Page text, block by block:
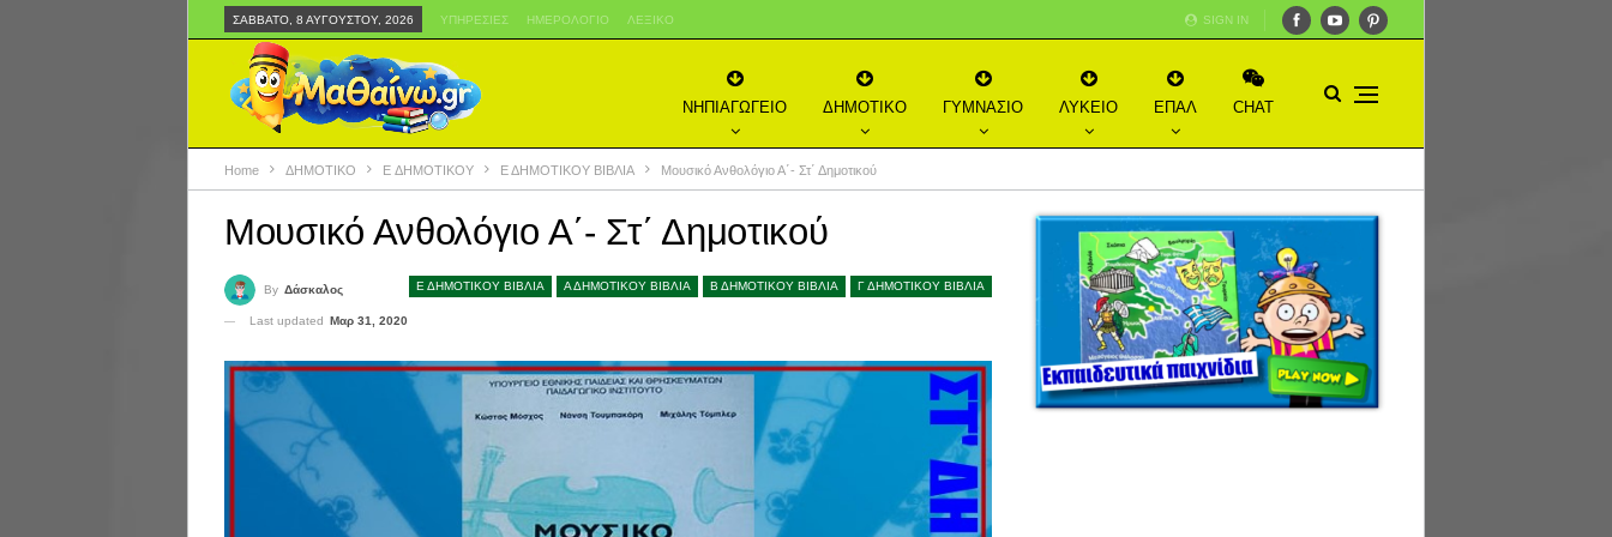
SIGN IN
ΣΆΒΒΑΤΟ, 8 ΑΥΓΟΎΣΤΟΥ, 2026 ΥΠΗΡΕΣΊΕΣ ΗΜΕΡΟΛΌΓΙΟ ΛΕΞΙΚΌ
ΝΗΠΙΑΓΩΓΕΙΟ ΔΗΜΟΤΙΚΟ ΓΥΜΝΑΣΙΟ ΛΥΚΕΙΟ ΕΠΑΛ CHAT
Home ΔΗΜΟΤΙΚΟ E ΔΗΜΟΤΙΚΟΥ Ε ΔΗΜΟΤΙΚΟΥ ΒΙΒΛΙΑ Μουσικό Ανθολόγιο Α΄- Στ΄ Δημοτικού
Μουσικό Ανθολόγιο Α΄- Στ΄ Δημοτικού
Ε ΔΗΜΟΤΙΚΟΥ ΒΙΒΛΙΑ Α ΔΗΜΟΤΙΚΟΥ ΒΙΒΛΙΑ Β ΔΗΜΟΤΙΚΟΥ ΒΙΒΛΙΑ Γ ΔΗΜΟΤΙΚΟΥ ΒΙΒΛΙΑ
By Δάσκαλος
Last updated Μαρ 31, 2020